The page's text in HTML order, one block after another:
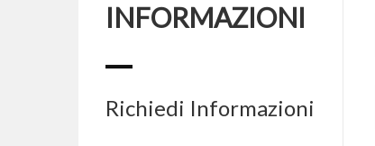
INFORMAZIONI
Richiedi Informazioni